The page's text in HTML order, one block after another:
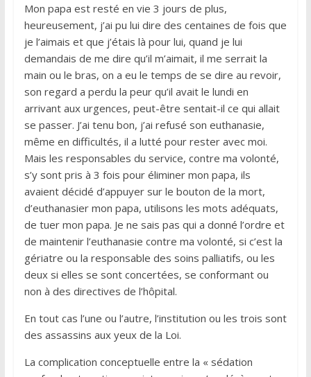
Mon papa est resté en vie 3 jours de plus,
heureusement, j’ai pu lui dire des centaines de fois que
je l’aimais et que j’étais là pour lui, quand je lui
demandais de me dire qu’il m’aimait, il me serrait la
main ou le bras, on a eu le temps de se dire au revoir,
son regard a perdu la peur qu’il avait le lundi en
arrivant aux urgences, peut-être sentait-il ce qui allait
se passer. J’ai tenu bon, j’ai refusé son euthanasie,
même en difficultés, il a lutté pour rester avec moi.
Mais les responsables du service, contre ma volonté,
s’y sont pris à 3 fois pour éliminer mon papa, ils
avaient décidé d’appuyer sur le bouton de la mort,
d’euthanasier mon papa, utilisons les mots adéquats,
de tuer mon papa. Je ne sais pas qui a donné l’ordre et
de maintenir l’euthanasie contre ma volonté, si c’est la
gériatre ou la responsable des soins palliatifs, ou les
deux si elles se sont concertées, se conformant ou
non à des directives de l’hôpital.
En tout cas l’une ou l’autre, l’institution ou les trois sont
des assassins aux yeux de la Loi.
La complication conceptuelle entre la « sédation